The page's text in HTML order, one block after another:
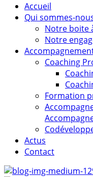
Accueil
Qui sommes-
Notre boite
Notre
Coaching
Formation
Actus
Contact